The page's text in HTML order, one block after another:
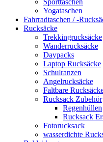
Sporttaschen
Yogataschen
Fahrradtaschen / -
Rucksäcke
Trekkingrucksäcke
Wanderrucksäcke
Daypacks
Laptop Rucksäcke
Schulranzen
Angelrucksäcke
Faltbare
Rucksack Zubehör
Regenhüllen
Rucksack
Fotorucksack
wasserdichte